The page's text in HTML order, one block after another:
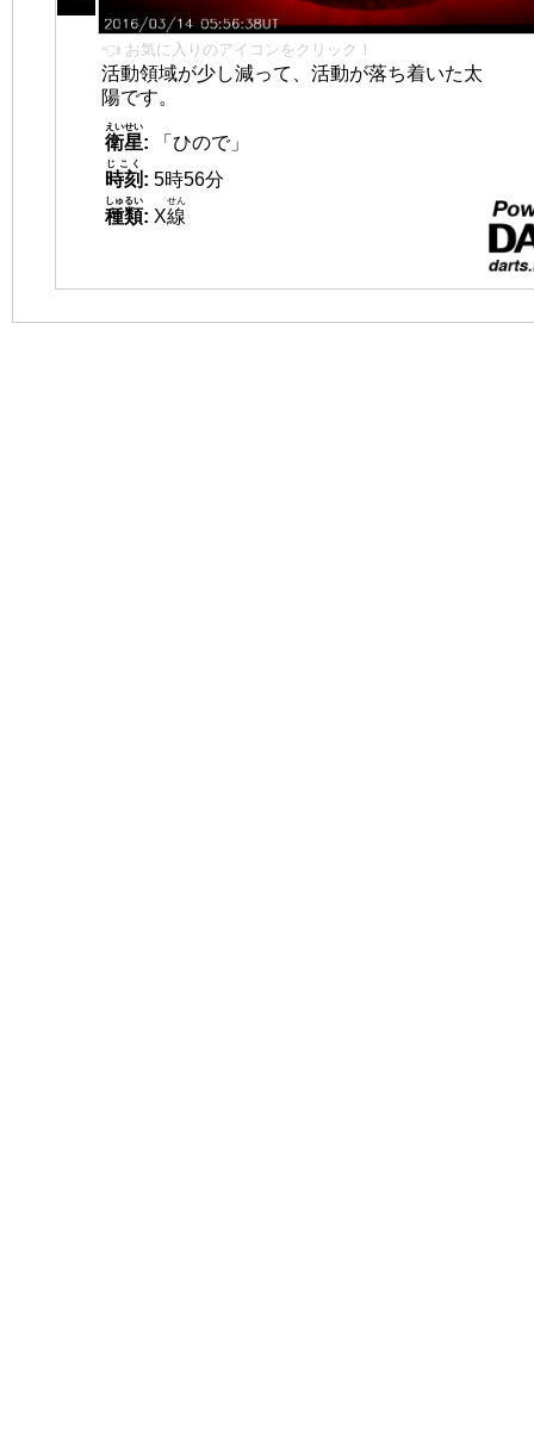
👈 お気に入りのアイコンをクリック！
活動領域が少し減って、活動が落ち着いた太
陽です。
衛星
えいせい
:
「ひので」
時刻
じこく
: 5時56分
種類
しゅるい
: X線
せん